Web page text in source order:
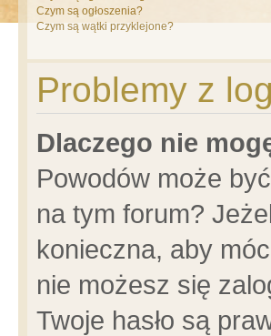
Czym są ogłoszenia?
Czym są wątki przyklejone?
Problemy z
Dlaczego nie
Powodów może
na tym forum?
konieczna, aby
nie możesz się
Twoje hasło są